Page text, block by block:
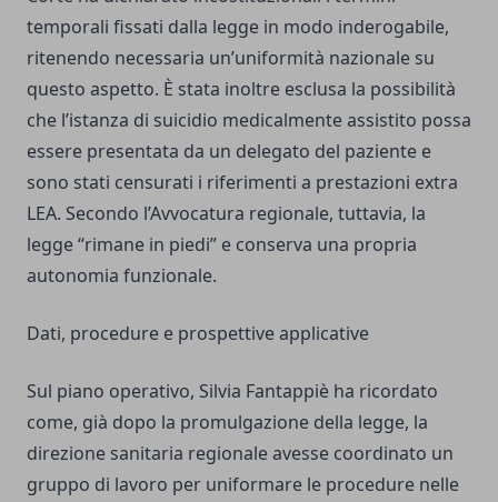
temporali fissati dalla legge in modo inderogabile,
ritenendo necessaria un’uniformità nazionale su
questo aspetto. È stata inoltre esclusa la possibilità
che l’istanza di suicidio medicalmente assistito possa
essere presentata da un delegato del paziente e
sono stati censurati i riferimenti a prestazioni extra
LEA. Secondo l’Avvocatura regionale, tuttavia, la
legge “rimane in piedi” e conserva una propria
autonomia funzionale.
Dati, procedure e prospettive applicative
Sul piano operativo, Silvia Fantappiè ha ricordato
come, già dopo la promulgazione della legge, la
direzione sanitaria regionale avesse coordinato un
gruppo di lavoro per uniformare le procedure nelle